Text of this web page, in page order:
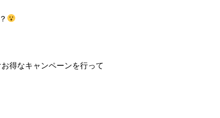
得なキャンペーンを行って